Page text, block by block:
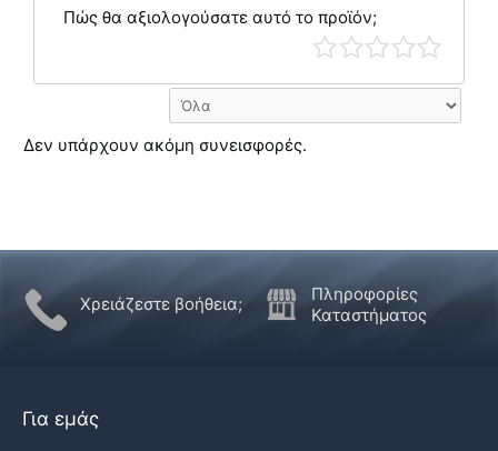
Πώς θα αξιολογούσατε αυτό το προϊόν;
Δεν υπάρχουν ακόμη συνεισφορές.
Χρειάζεστε βοήθεια;
Πληροφορίες
Καταστήματος
Για εμάς